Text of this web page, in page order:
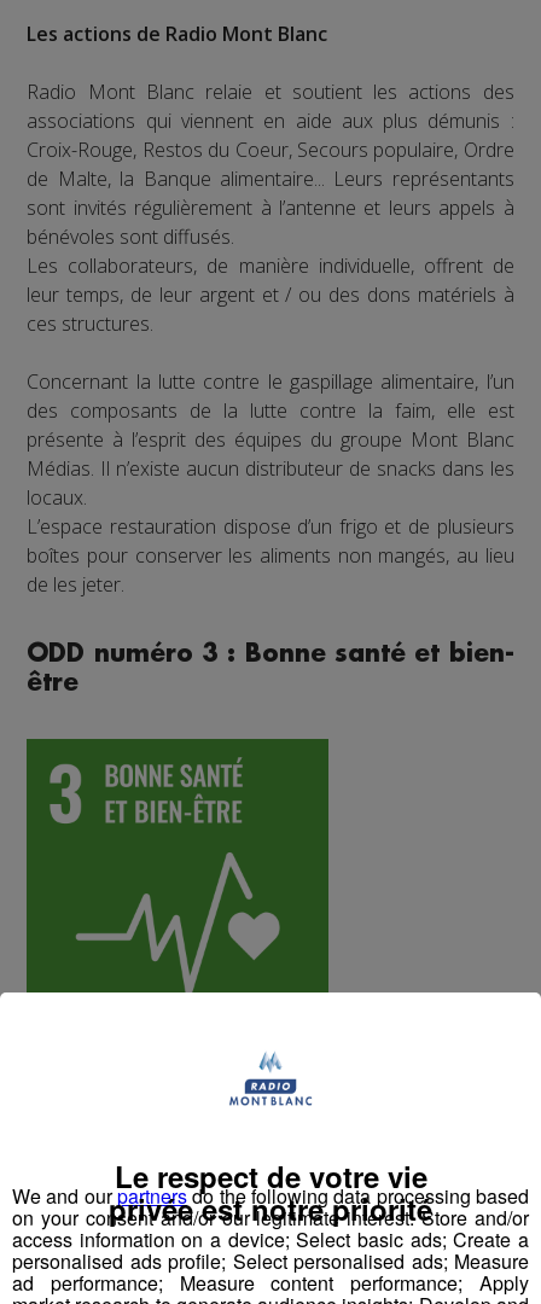
Les actions de Radio Mont Blanc
Radio Mont Blanc relaie et soutient les actions des
associations qui viennent en aide aux plus démunis :
Croix-Rouge, Restos du Coeur, Secours populaire, Ordre
de Malte, la Banque alimentaire... Leurs représentants
sont invités régulièrement à l’antenne et leurs appels à
bénévoles sont diffusés.
Les collaborateurs, de manière individuelle, offrent de
leur temps, de leur argent et / ou des dons matériels à
ces structures.
Concernant la lutte contre le gaspillage alimentaire, l’un
des composants de la lutte contre la faim, elle est
présente à l’esprit des équipes du groupe Mont Blanc
Médias. Il n’existe aucun distributeur de snacks dans les
locaux.
L’espace restauration dispose d’un frigo et de plusieurs
boîtes pour conserver les aliments non mangés, au lieu
de les jeter.
ODD numéro 3 : Bonne santé et bien-
être
l’Organisation mondiale de la Santé, les accidents de
travail et les maladies professionnelles tuent chaque
année plus de 2,3 millions de personnes et a un coût
financier important, qui pèse sur toute la société.
En France, les salariés sont plus sujets au stress que
We and ourpartnersdo the following data processing based
on your consent and/or our legitimate interest: Store and/or
access information on a device; Select basic ads; Create a
personalised ads profile; Select personalised ads; Measure
ad performance; Measure content performance; Apply
Le respect de votre vie
privée est notre priorité